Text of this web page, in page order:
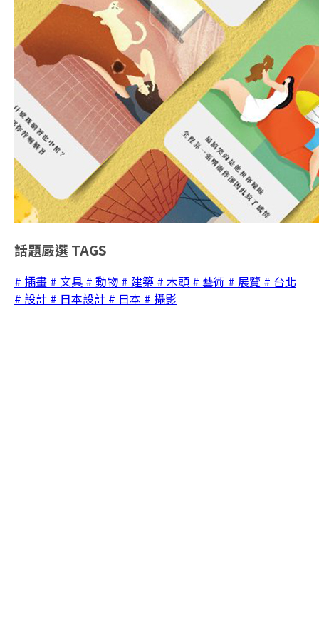
話題嚴選 TAGS
# 插畫 # 文具 # 動物 # 建築 # 木頭 # 藝術 # 展覽 # 台北
# 設計 # 日本設計 # 日本 # 攝影